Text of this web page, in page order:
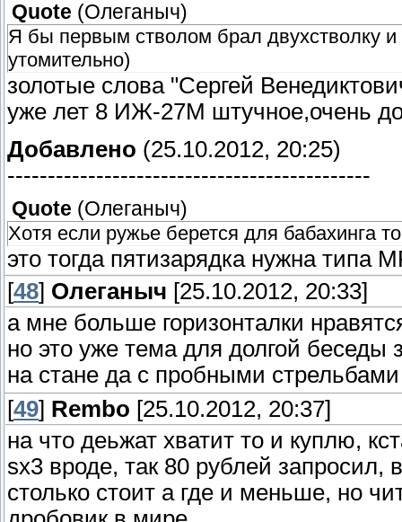
Quote (Олеганыч)
Я бы первым стволом брал двухстволку и
утомительно)
золотые слова "Сергей
уже лет 8 ИЖ-27М штучное,очень
Добавлено (25.10.2012, 20:25)
---------------------------------------------
Quote (Олеганыч)
Хотя если ружье берется для бабахинга
это тогда пятизарядка нужна типа
[48] Олеганыч [25.10.2012, 20:33]
а мне больше горизонталки
но это уже тема для долгой беседы
на стане да с пробными
[49] Rembo [25.10.2012, 20:37]
на что деьжат хватит то и куплю,
sx3 вроде, так 80 рублей запросил,
столько стоит а где и меньше, но